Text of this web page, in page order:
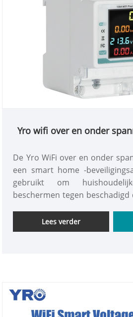
Yro wifi over en onder
De Yro WiFi over en onder
een smart home -
gebruikt om
beschermen tegen beschadigd
via een mobiele
spanningssituatie in
zorgenvrij en veilig is om te
Lees verder